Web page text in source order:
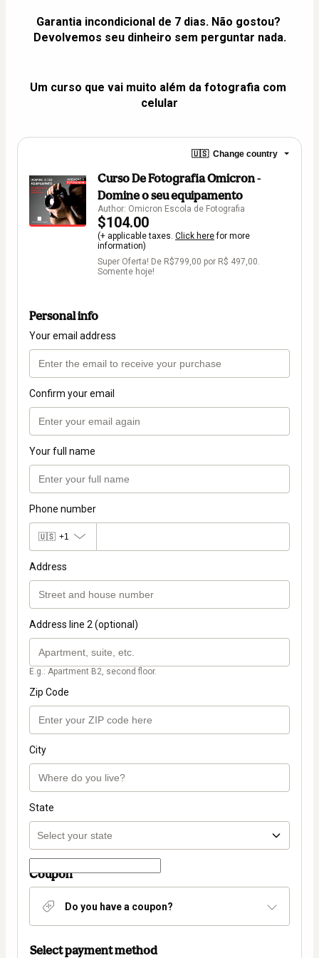
Garantia incondicional de 7 dias. Não gostou?
Devolvemos seu dinheiro sem perguntar nada.
Um curso que vai muito além da fotografia com
celular
🇺🇸 Change country
Curso De Fotografia Omicron -
Domine o seu equipamento
Author: Omicron Escola de Fotografia
$104.00
(+ applicable taxes. Click herefor more
information)
Super Oferta! De R$799,00 por R$ 497,00.
Somente hoje!
Personal info
Your email address
Confirm your email
Your full name
Phone number
🇺🇸 +1
Address
Address line 2 (optional)
E.g.: Apartment B2, second floor.
Zip Code
City
State
Coupon
Do you have a coupon?
Select payment method